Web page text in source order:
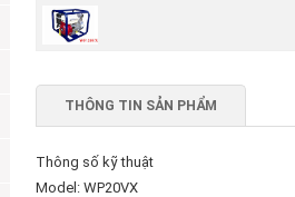
THÔNG TIN SẢN PHẨM
Thông số kỹ thuật
Model: WP20VX